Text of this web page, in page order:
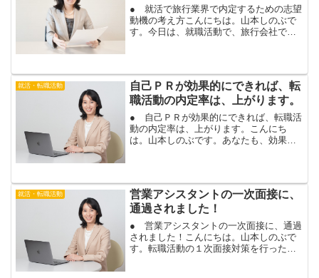
● 就活で旅行業界で内定するための志望
動機の考え方こんにちは。山本しのぶで
す。今日は、就職活動で、旅行会社で内
ても重要なポイントです...
就活・転職活動
自己ＰＲが効果的にできれば、転
職活動の内定率は、上がります。
● 自己ＰＲが効果的にできれば、転職活
動の内定率は、上がります。こんにち
は。山本しのぶです。あなたも、効果的
の、活動です。自己ＰＲでア...
就活・転職活動
営業アシスタントの一次面接に、
通過されました！
● 営業アシスタントの一次面接に、通過
されました！こんにちは。山本しのぶで
す。転職活動の１次面接対策を行ったお